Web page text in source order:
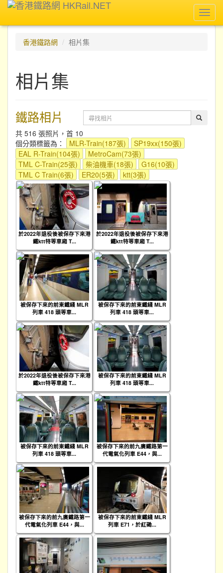
香港鐵路網
相片集
相片集
鐵路相片
共 516 張照片，首 10
個分類標籤為：
MLR-Train(187張)
SP19xx(150張)
EAL R-Train(104張)
MetroCam(73張)
TML C-Train(25張)
柴油機車(18張)
G16(10張)
TML C Train(6張)
ER20(5張) ktt(3張)
於2022年退役後被保存下來港
鐵ktt特等車廂 T...
於2022年退役後被保存下來港
鐵ktt特等車廂 T...
被保存下來的前東鐵綫 MLR
列車 418 頭等車...
被保存下來的前東鐵綫 MLR
列車 418 頭等車...
於2022年退役後被保存下來港
鐵ktt特等車廂 T...
被保存下來的前東鐵綫 MLR
列車 418 頭等車...
被保存下來的前東鐵綫 MLR
列車 418 頭等車...
被保存下來的前九廣鐵路第一
代電氣化列車 E44，與...
被保存下來的前九廣鐵路第一
代電氣化列車 E44，與...
被保存下來的前東鐵綫 MLR
列車 E71，於紅磡...